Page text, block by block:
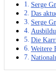
Serge
Das
Serge
Die
Weitere